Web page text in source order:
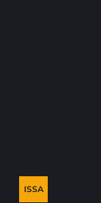
ISSA